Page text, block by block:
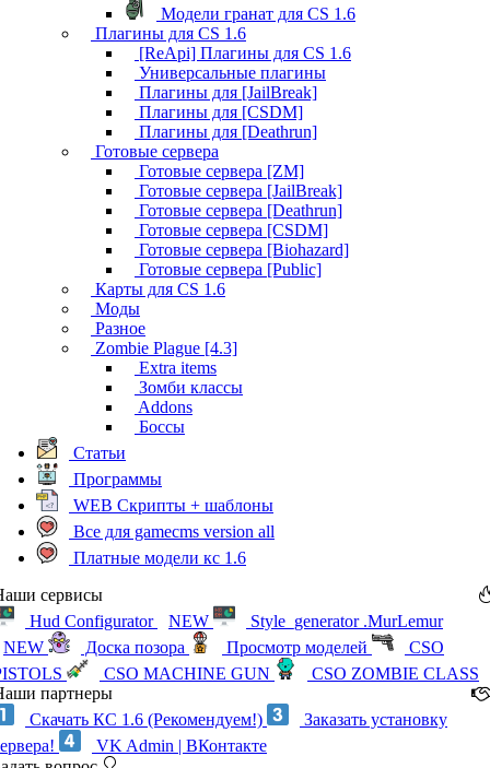
Модели гранат для CS 1.6
Плагины для CS 1.6
[ReApi] Плагины для CS 1.6
Универсальные плагины
Плагины для [JailBreak]
Плагины для [CSDM]
Плагины для [Deathrun]
Готовые сервера
Готовые сервера [ZM]
Готовые сервера [JailBreak]
Готовые сервера [Deathrun]
Готовые сервера [CSDM]
Готовые сервера [Biohazard]
Готовые сервера [Public]
Карты для CS 1.6
Моды
Разное
Zombie Plague [4.3]
Extra items
Зомби классы
Addons
Боссы
Статьи
Программы
WEB Скрипты + шаблоны
Все для gamecms version all
Платные модели кс 1.6
сервисы
Hud Configurator
NEW
Style_generator .MurLemur
NEW
Доска позора Просмотр моделей
CSO
CSO MACHINE GUN
CSO ZOMBIE CLASS
партнеры
Скачать КС 1.6 (Рекомендуем!)
Заказать установку
VK Admin | ВКонтакте